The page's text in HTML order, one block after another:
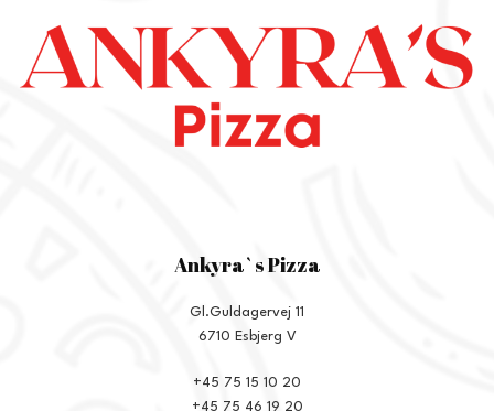
Ankyra`s Pizza
Gl.Guldagervej 11
6710 Esbjerg V
+45 75 15 10 20
+45 75 46 19 20